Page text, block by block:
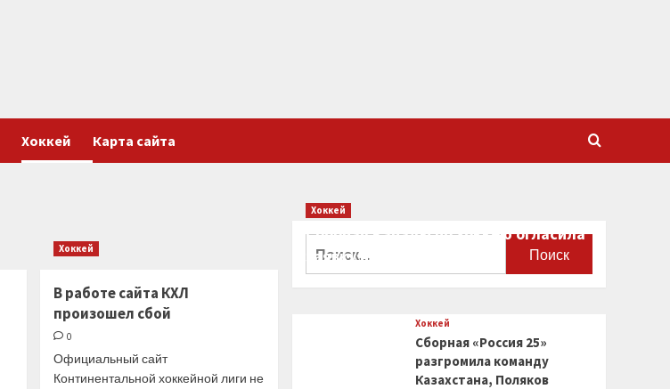
Хоккей Карта сайта
Хоккей
В работе сайта КХЛ
произошел сбой
0
Официальный сайт
Континентальной хоккейной лиги не
Хоккей
Сборная Канады по хоккею огласила
заявку на чемпионат мира
Хоккей
Сборная «Россия 25»
разгромила команду
Казахстана, Поляков